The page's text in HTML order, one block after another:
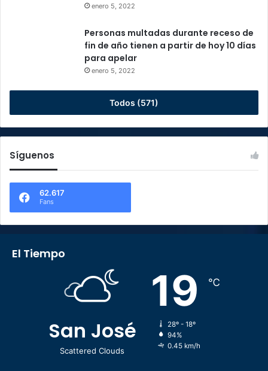
enero 5, 2022
Personas multadas durante receso de
fin de año tienen a partir de hoy 10 días
para apelar
enero 5, 2022
Todos (571)
Síguenos
62.617
Fans
El Tiempo
San José
Scattered Clouds
19 ℃
28º - 18º
94%
0.45 km/h